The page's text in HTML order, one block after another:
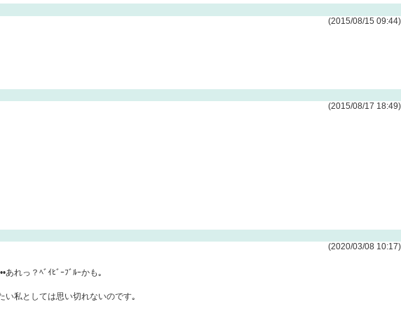
(2015/08/15 09:44)
(2015/08/17 18:49)
(2020/03/08 10:17)
れっ？ﾍﾞｲﾋﾞｰﾌﾞﾙｰかも｡
い私としては思い切れないのです｡